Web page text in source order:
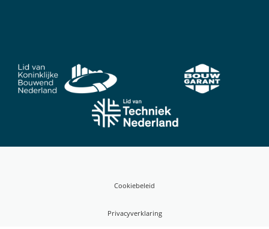
Cookiebeleid
Privacyverklaring